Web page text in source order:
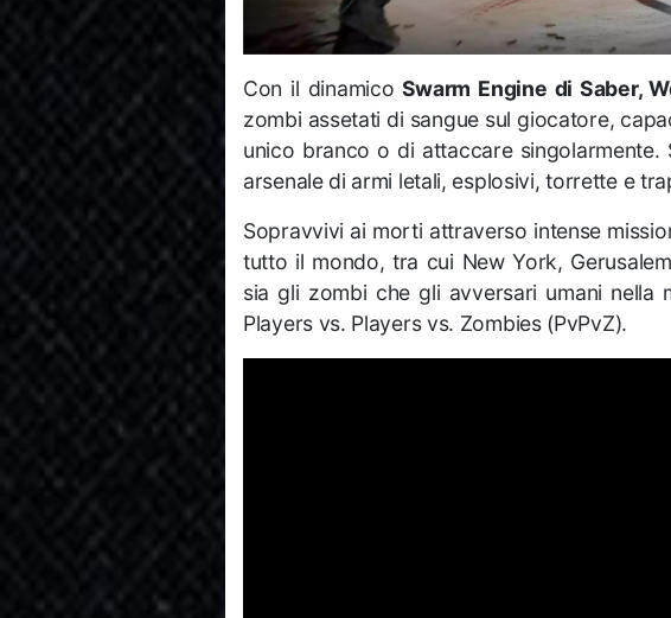
Con il dinamico Swarm Engine di Saber,
zombi assetati di sangue sul giocatore,
unico branco o di attaccare singolarmente.
arsenale di armi letali, esplosivi, torrette e
Sopravvivi ai morti attraverso intense
tutto il mondo, tra cui New York,
sia gli zombi che gli avversari umani nella
Players vs. Players vs. Zombies (PvPvZ).